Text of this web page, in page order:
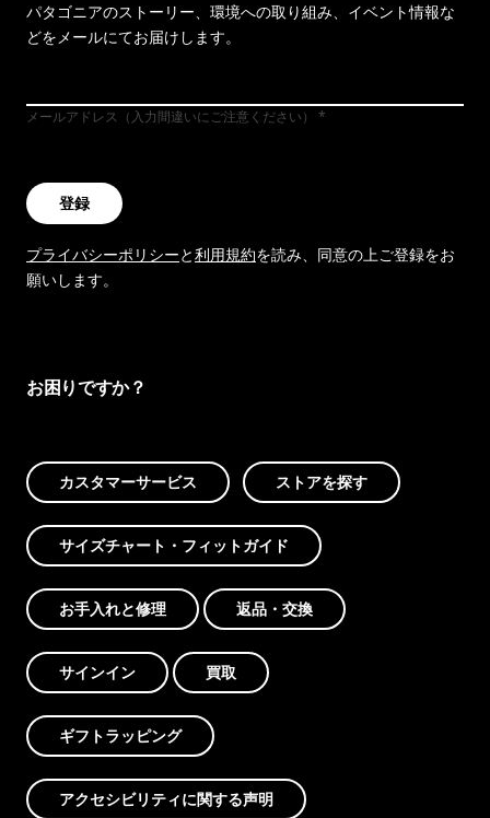
パタゴニアのストーリー、環境への取り組み、イベント情報な
どをメールにてお届けします。
メールアドレス（入力間違いにご注意ください）
登録
プライバシーポリシーと利用規約を読み、同意の上ご登録をお
願いします。
お困りですか？
カスタマーサービス ストアを探す
サイズチャート・フィットガイド
お手入れと修理 返品・交換
サインイン 買取
ギフトラッピング
アクセシビリティに関する声明